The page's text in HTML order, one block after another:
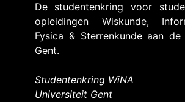
De studentenkring voor
opleidingen Wiskunde,
Fysica & Sterrenkunde aan de
Gent.
Studentenkring WiNA
Universiteit Gent